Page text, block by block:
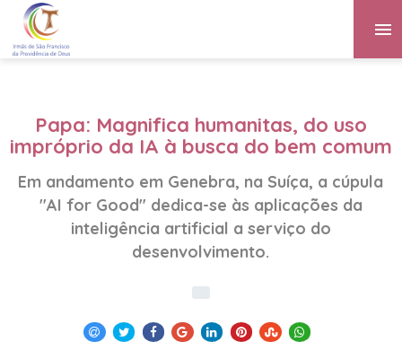
Papa: Magnifica humanitas, do uso
impróprio da IA à busca do bem comum
Em andamento em Genebra, na Suíça, a cúpula
"AI for Good" dedica-se às aplicações da
inteligência artificial a serviço do
desenvolvimento.